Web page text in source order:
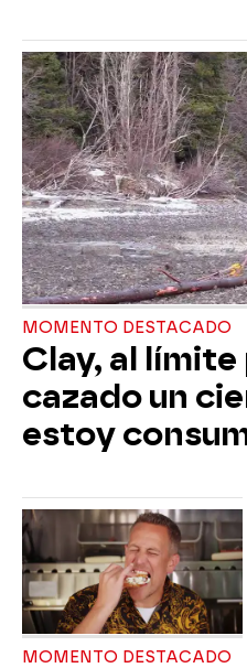
MOMENTO DESTACADO
Clay, al límite
cazado un
estoy
MOMENTO DESTACADO